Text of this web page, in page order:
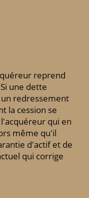
reprend
une dette
redressement
la cession se
qui en
même qu'il
d'actif et de
qui corrige